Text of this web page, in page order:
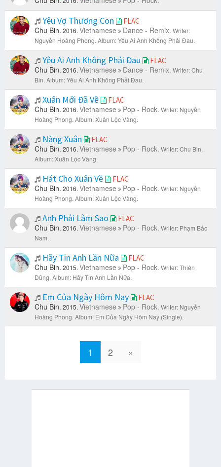
Yêu Vợ Thương Con FLAC
Chu Bin. 2016. Vietnamese Dance - Remix. Writer:
Nguyễn Hoàng Phong. Album: Yêu Ai Anh Không Phải Đau.
Yêu Ai Anh Không Phải Đau FLAC
Chu Bin. 2016. Vietnamese Dance - Remix. Writer: Chu
Bin. Album: Yêu Ai Anh Không Phải Đau.
Xuân Mới Đã Về FLAC
Chu Bin. 2016. Vietnamese Pop - Rock. Writer: Nguyễn
Hoàng Phong. Album: Xuân Lộc Vàng.
Nàng Xuân FLAC
Chu Bin. 2016. Vietnamese Pop - Rock. Writer: Chu Bin.
Album: Xuân Lộc Vàng.
Hát Cho Xuân Về FLAC
Chu Bin. 2016. Vietnamese Pop - Rock. Writer: Nguyễn
Hoàng Phong. Album: Xuân Lộc Vàng.
Anh Phải Làm Sao FLAC
Chu Bin. 2016. Vietnamese Pop - Rock. Writer: Phạm Bảo
Nam.
Hãy Tin Anh Lần Nữa FLAC
Chu Bin. 2015. Vietnamese Pop - Rock. Writer: Thiên
Dũng. Album: Hãy Tin Anh Lần Nữa.
Em Của Ngày Hôm Nay FLAC
Chu Bin. 2015. Vietnamese Pop - Rock. Writer: Nguyễn
Hoàng Phong. Album: Em Của Ngày Hôm Nay (Single).
1 2 »